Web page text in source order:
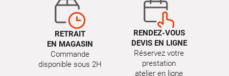
RETRAIT
EN MAGASIN
Commande
disponible sous 2H
RENDEZ-VOUS
DEVIS EN LIGNE
Réservez votre
prestation
atelier en ligne